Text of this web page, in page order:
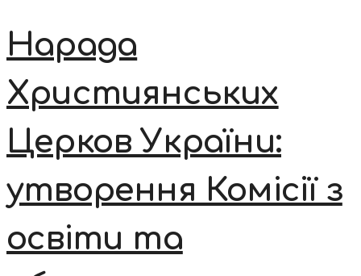
Нарада
Християнських
Церков України:
утворення Комісії з
освіти та